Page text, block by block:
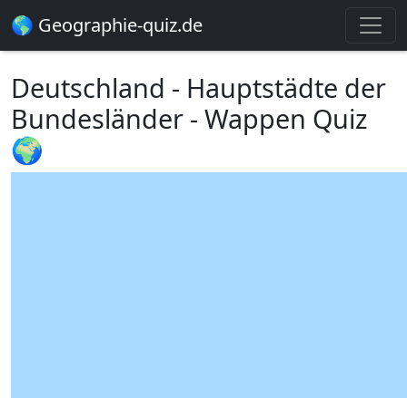
🌎 Geographie-quiz.de
Deutschland - Hauptstädte der
Bundesländer - Wappen Quiz
🌍